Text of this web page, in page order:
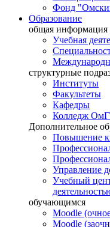
Фонд
Образование
общая информация
Учебная
структурные
Институты
Факультеты
Кафедры
Колледж
Дополнительное
Повышение
Управление
Учебный
обучающимся
Moodle
Moodle